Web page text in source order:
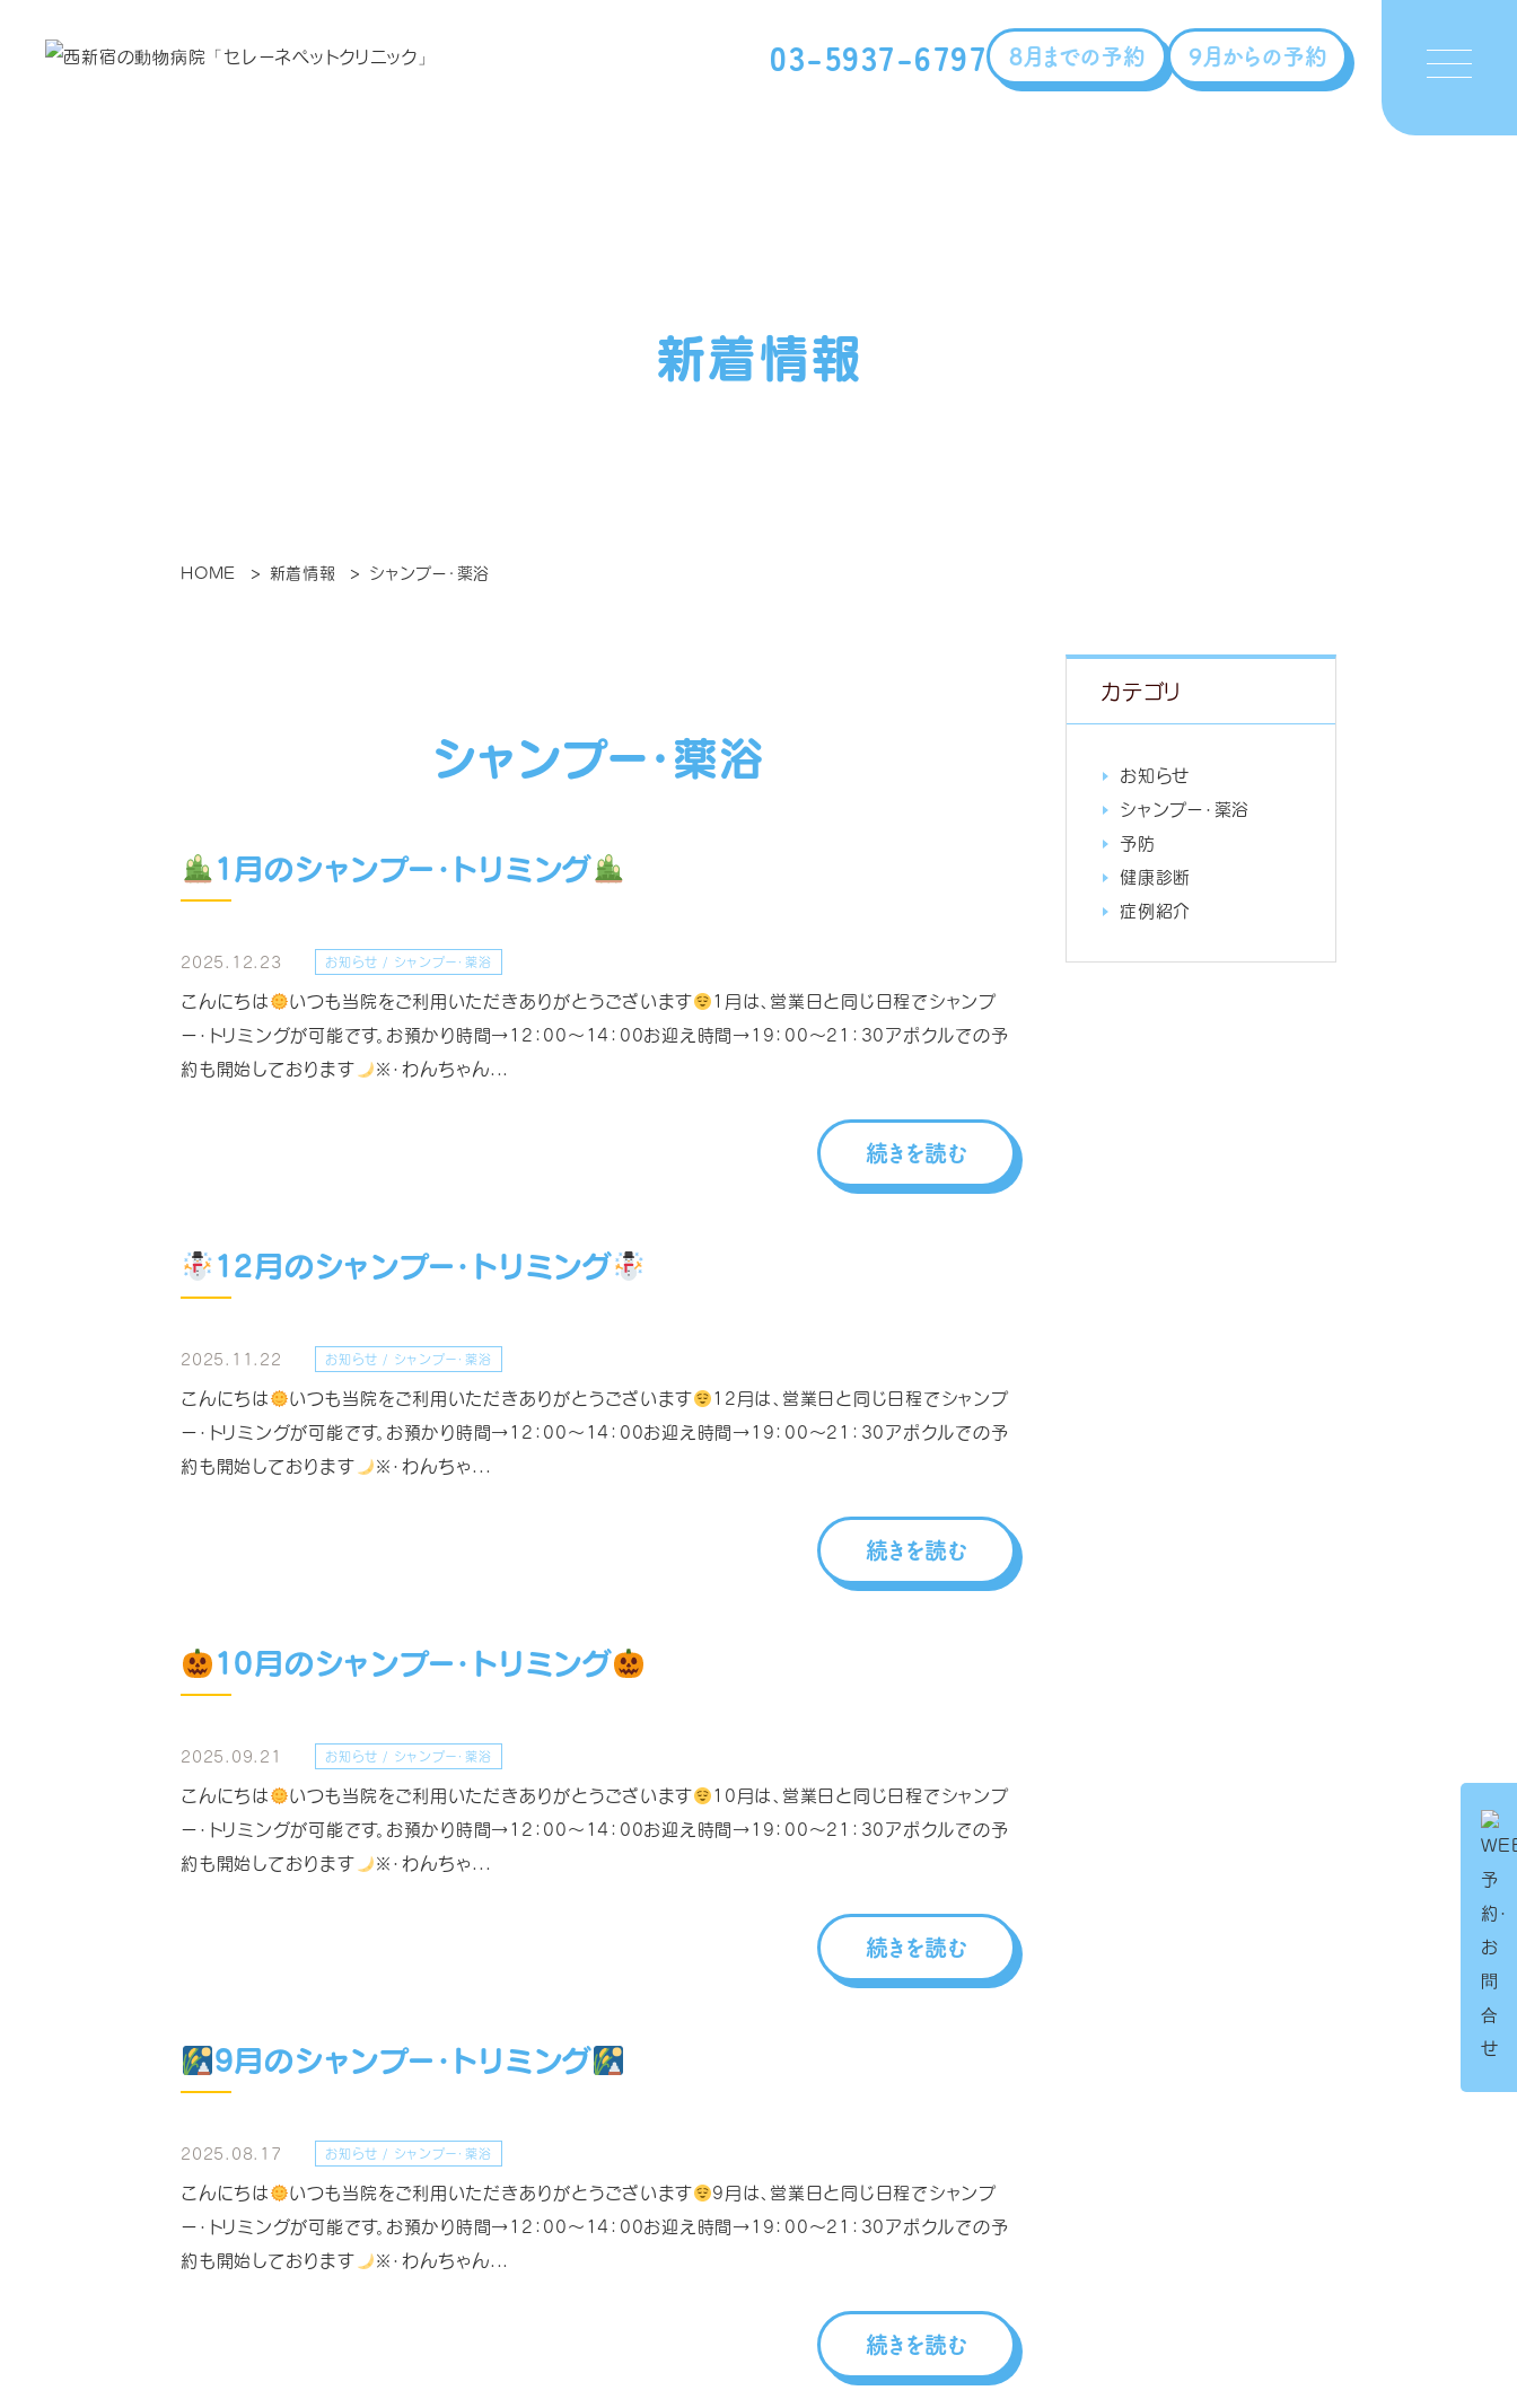
03-5937-6797 8月までの予約 9月からの予約
新着情報
HOME 新着情報 シャンプー・薬浴
シャンプー・薬浴
1月のシャンプー・トリミング
2025.12.23 お知らせ / シャンプー・薬浴
こんにちは いつも当院をご利用いただきありがとうございます
1月は、営業日と同じ日程でシャンプ
ー・トリミングが可能です。お預かり時間→12：00～14：00お迎え時間→19：00～21：30アポクルでの予
約も開始しております
※・わんちゃん...
続きを読む
12月のシャンプー・トリミング
2025.11.22 お知らせ / シャンプー・薬浴
こんにちは いつも当院をご利用いただきありがとうございます
12月は、営業日と同じ日程でシャンプ
ー・トリミングが可能です。お預かり時間→12：00～14：00お迎え時間→19：00～21：30アポクルでの予
約も開始しております
※・わんちゃ...
続きを読む
10月のシャンプー・トリミング
2025.09.21 お知らせ / シャンプー・薬浴
こんにちは いつも当院をご利用いただきありがとうございます
10月は、営業日と同じ日程でシャンプ
ー・トリミングが可能です。お預かり時間→12：00～14：00お迎え時間→19：00～21：30アポクルでの予
約も開始しております
※・わんちゃ...
続きを読む
9月のシャンプー・トリミング
2025.08.17 お知らせ / シャンプー・薬浴
こんにちは いつも当院をご利用いただきありがとうございます
9月は、営業日と同じ日程でシャンプ
ー・トリミングが可能です。お預かり時間→12：00～14：00お迎え時間→19：00～21：30アポクルでの予
約も開始しております
※・わんちゃん...
続きを読む
カテゴリ
お知らせ
シャンプー・薬浴
予防
健康診断
症例紹介